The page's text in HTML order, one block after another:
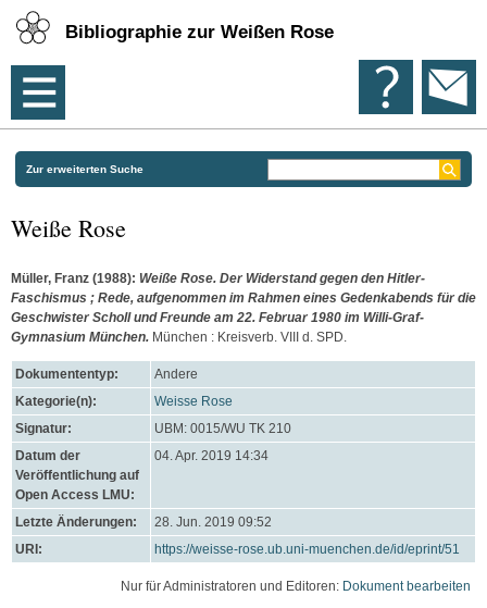
Bibliographie zur Weißen Rose
Zur erweiterten Suche
Weiße Rose
Müller, Franz (1988): Weiße Rose. Der Widerstand gegen den Hitler-
Faschismus ; Rede, aufgenommen im Rahmen eines Gedenkabends für die
Geschwister Scholl und Freunde am 22. Februar 1980 im Willi-Graf-
Gymnasium München. München : Kreisverb. VIII d. SPD.
Dokumententyp:
Andere
Kategorie(n):
Weisse Rose
Signatur:
UBM: 0015/WU TK 210
Datum der
Veröffentlichung auf
Open Access LMU:
04. Apr. 2019 14:34
Letzte Änderungen:
28. Jun. 2019 09:52
URI:
https://weisse-rose.ub.uni-muenchen.de/id/eprint/51
Nur für Administratoren und Editoren: Dokument bearbeiten